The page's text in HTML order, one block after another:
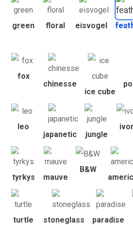
green floral eisvogel
fox
chinesse
ice cube
leo
japanetic
jungle
tyrkys mauve
B&W
turtle stoneglass paradise